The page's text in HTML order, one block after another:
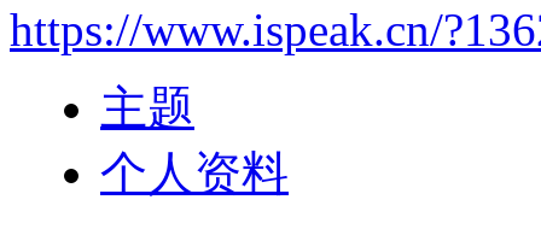
https://www.ispeak.cn/
主题
个人资料